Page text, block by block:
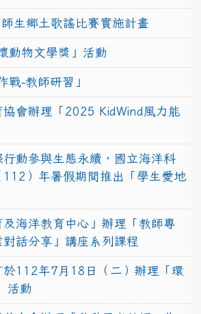
生鄉土歌謠比賽實施計畫
動物文學獎」活動
戰-教師研習」
協會辦理「2025 KidWind風力能
行動參與生態永續，國立海洋科
112）年暑假期間推出「學生愛地
及海洋教育中心」辦理「教師專
話分享」講座系列課程
於112年7月18日（二）辦理「環
活動